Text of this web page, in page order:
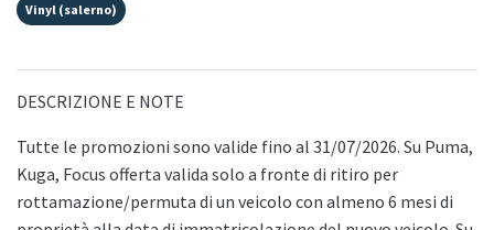
Vinyl (salerno)
DESCRIZIONE E NOTE
Tutte le promozioni sono valide fino al 31/07/2026. Su Puma,
Kuga, Focus offerta valida solo a fronte di ritiro per
rottamazione/permuta di un veicolo con almeno 6 mesi di